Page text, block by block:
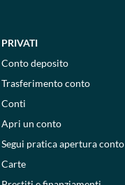
PRIVATI
Conto deposito
Trasferimento conto
Conti
Apri un conto
Segui pratica apertura conto
Carte